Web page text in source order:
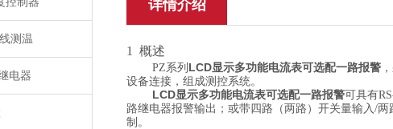
测温
电器
详情介绍
1 概述
PZ系列 LCD显示多功能电流表可选配一路报警
设备连接，组成测控系统。
LCD显示多功能电流表可选配一路报警可具有
路继电器报警输出；或带四路（两路）开关量输入/
制。